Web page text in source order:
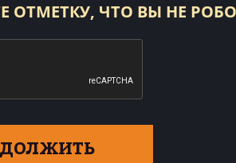
ОТМЕТКУ, ЧТО ВЫ НЕ